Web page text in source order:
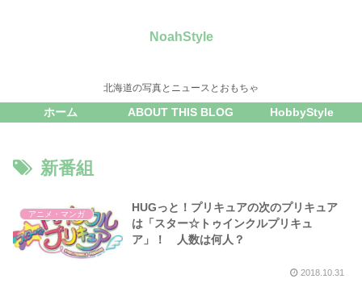
NoahStyle
北海道の写真とニュースとおもちゃ
ホーム ABOUT THIS BLOG HobbyStyle
新番組
アニメ・マンガ
HUGっと！プリキュアの次のプリキュア
は「スター☆トゥインクルプリキュ
ア」！ 人数は何人？
2018.10.31